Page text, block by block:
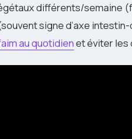
différents/semaine
signe d’axe
au quotidienet éviter les